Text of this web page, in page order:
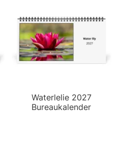
Waterlelie 2027
Bureaukalender